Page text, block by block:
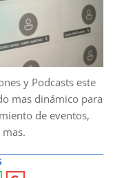
y Podcasts este
mas dinámico para
de eventos,